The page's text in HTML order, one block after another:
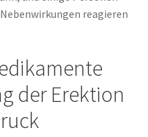
reagieren
der Erektion